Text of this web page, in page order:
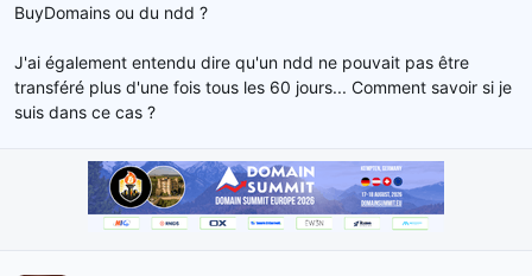
BuyDomains ou du ndd ?
J'ai également entendu dire qu'un ndd ne pouvait pas être
transféré plus d'une fois tous les 60 jours... Comment savoir si je
suis dans ce cas ?